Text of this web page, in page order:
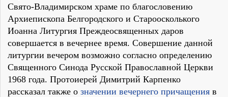
Свято-Владимирском храме по благословению
Архиепископа Белгородского и Староосколького
Иоанна Литургия Преждеосвященных даров
совершается в вечернее время. Совершение данной
литургии вечером возможно согласно определению
Священного Синода Русской Православной Церкви
1968 года. Протоиерей Димитрий Карпенко
рассказал также о значении вечернего причащения в